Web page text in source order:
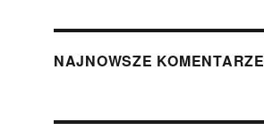
NAJNOWSZE KOMENTARZE